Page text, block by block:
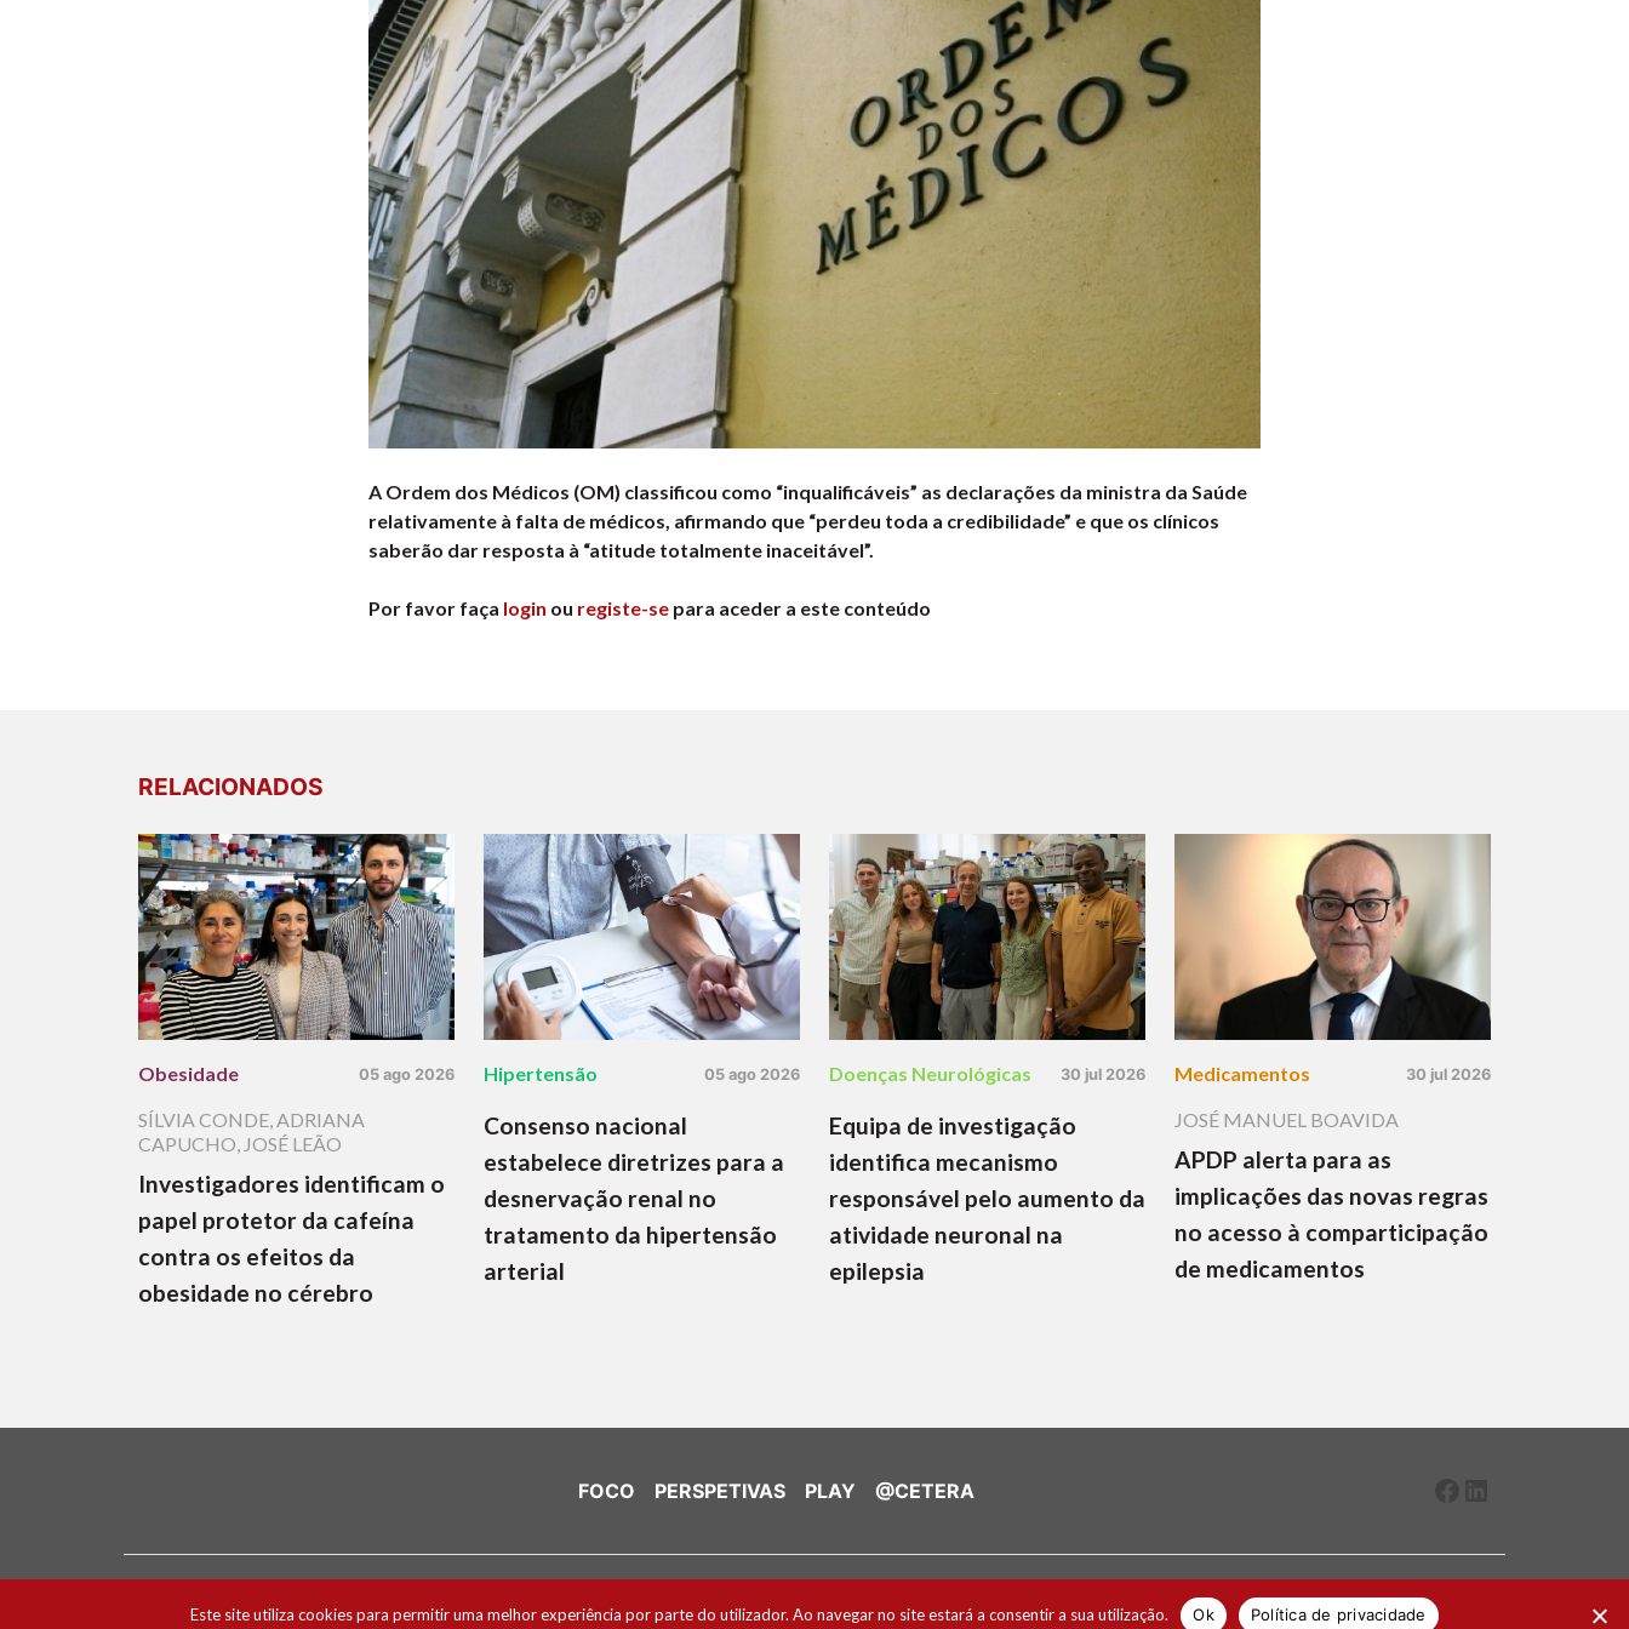
A Ordem dos Médicos (OM) classificou como “inqualificáveis” as declarações da ministra da Saúde
relativamente à falta de médicos, afirmando que “perdeu toda a credibilidade” e que os clínicos
saberão dar resposta à “atitude totalmente inaceitável”.
Por favor faça login ou registe-se para aceder a este conteúdo
RELACIONADOS
Obesidade 05 ago 2026
SÍLVIA CONDE,ADRIANA
CAPUCHO, JOSÉ LEÃO
Investigadores identificam o
papel protetor da cafeína
contra os efeitos da
obesidade no cérebro
Hipertensão 05 ago 2026
Consenso nacional
estabelece diretrizes para a
desnervação renal no
tratamento da hipertensão
arterial
Doenças Neurológicas 30 jul 2026
Equipa de investigação
identifica mecanismo
responsável pelo aumento da
atividade neuronal na
epilepsia
Medicamentos 30 jul 2026
JOSÉ MANUEL BOAVIDA
APDP alerta para as
implicações das novas regras
no acesso à comparticipação
de medicamentos
FOCO PERSPETIVAS PLAY @CETERA
Este site utiliza cookies para permitir uma melhor experiência por parte do utilizador. Ao navegar no site estará a consentir a sua utilização. Ok Política de privacidade